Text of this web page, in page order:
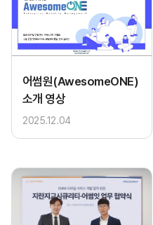
어썸원(AwesomeONE)
소개 영상
2025.12.04